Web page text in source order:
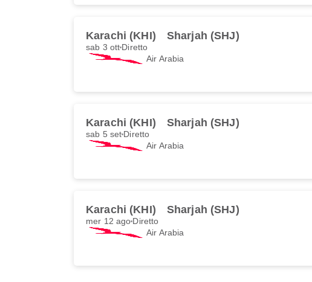
Karachi (KHI) Sharjah (SHJ)
sab 3 ott Diretto
Air Arabia
Karachi (KHI) Sharjah (SHJ)
sab 5 set Diretto
Air Arabia
Karachi (KHI) Sharjah (SHJ)
mer 12 ago Diretto
Air Arabia